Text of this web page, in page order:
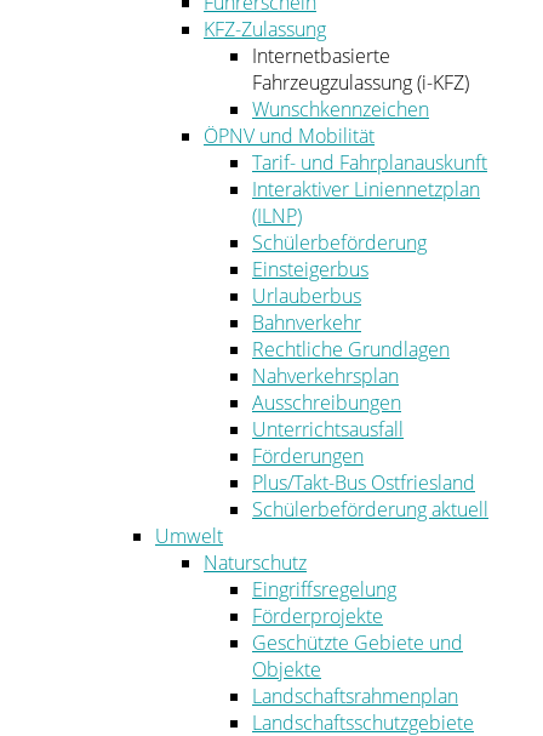
KFZ-Zulassung
Internetbasierte
Fahrzeugzulassung (i-KFZ)
Wunschkennzeichen
ÖPNV und Mobilität
Tarif- und Fahrplanauskunft
Interaktiver Liniennetzplan
(ILNP)
Schülerbeförderung
Einsteigerbus
Urlauberbus
Bahnverkehr
Rechtliche Grundlagen
Nahverkehrsplan
Ausschreibungen
Unterrichtsausfall
Förderungen
Plus/Takt-Bus Ostfriesland
Schülerbeförderung aktuell
Umwelt
Naturschutz
Eingriffsregelung
Förderprojekte
Geschützte Gebiete und
Objekte
Landschaftsrahmenplan
Landschaftsschutzgebiete